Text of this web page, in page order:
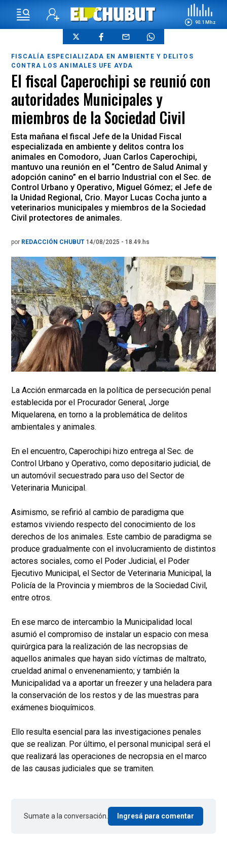
90.1 Mhz
FISCALÍA ESPECIALIZADA EN AMBIENTE Y DELITOS
CONTRA LOS ANIMALES UFE AYDA
El fiscal Caperochipi se reunió con
autoridades Municipales y
miembros de la Sociedad Civil
Esta mañana el fiscal Jefe de la Unidad Fiscal
especializada en ambiente y delitos contra los
animales en Comodoro, Juan Carlos Caperochipi,
mantuvo una reunión en el “Centro de Salud Animal y
adopción canino” en el barrio Industrial con el Sec. de
Control Urbano y Operativo, Miguel Gómez; el Jefe de
la Unidad Regional, Crio. Mayor Lucas Cocha junto a
veterinarios municipales y miembros de la Sociedad
Civil protectores de animales.
por REDACCIÓN CHUBUT 14/08/2025 - 18.49.hs
La Acción enmarcada en la política de persecución penal
establecida por el Procurador General, Jorge
Miquelarena, en torno a la problemática de delitos
ambientales y animales.
En el encuentro, Caperochipi hizo entrega al Sec. de
Control Urbano y Operativo, como depositario judicial, de
un automóvil secuestrado para uso del Sector de
Veterinaria Municipal.
Asimismo, se refirió al cambio de paradigma que
estamos viviendo respecto del conocimiento de los
derechos de los animales. Este cambio de paradigma se
produce gradualmente con el involucramiento de distintos
actores sociales, como el Poder Judicial, el Poder
Ejecutivo Municipal, el Sector de Veterinaria Municipal, la
Policía de la Provincia y miembros de la Sociedad Civil,
entre otros.
En ese marco de intercambio la Municipalidad local
asumió el compromiso de instalar un espacio con mesa
quirúrgica para la realización de las necropsias de
aquellos animales que hayan sido víctimas de maltrato,
crueldad animal o envenenamiento; y también la
Municipalidad va a aportar un freezer y una heladera para
la conservación de los restos y de las muestras para
exámenes bioquímicos.
Ello resulta esencial para las investigaciones penales
que se realizan. Por último, el personal municipal será el
que realizará las operaciones de necropsia en el marco
de las causas judiciales que se tramiten.
Sumate a la conversación. Ingresá para comentar